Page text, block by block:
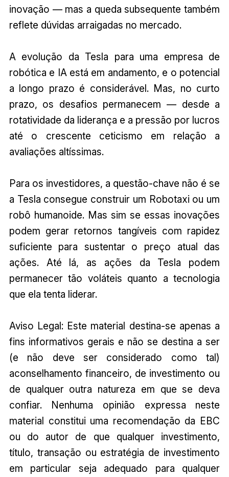
inovação — mas a queda subsequente também
reflete dúvidas arraigadas no mercado.
A evolução da Tesla para uma empresa de
robótica e IA está em andamento, e o potencial
a longo prazo é considerável. Mas, no curto
prazo, os desafios permanecem — desde a
rotatividade da liderança e a pressão por lucros
até o crescente ceticismo em relação a
avaliações altíssimas.
Para os investidores, a questão-chave não é se
a Tesla consegue construir um Robotaxi ou um
robô humanoide. Mas sim se essas inovações
podem gerar retornos tangíveis com rapidez
suficiente para sustentar o preço atual das
ações. Até lá, as ações da Tesla podem
permanecer tão voláteis quanto a tecnologia
que ela tenta liderar.
Aviso Legal: Este material destina-se apenas a
fins informativos gerais e não se destina a ser
(e não deve ser considerado como tal)
aconselhamento financeiro, de investimento ou
de qualquer outra natureza em que se deva
confiar. Nenhuma opinião expressa neste
material constitui uma recomendação da EBC
ou do autor de que qualquer investimento,
título, transação ou estratégia de investimento
em particular seja adequado para qualquer